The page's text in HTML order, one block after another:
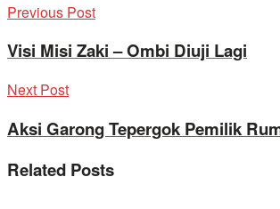
Previous Post
Visi Misi Zaki – Ombi Diuji Lagi
Next Post
Aksi Garong Tepergok Pemilik
Related Posts